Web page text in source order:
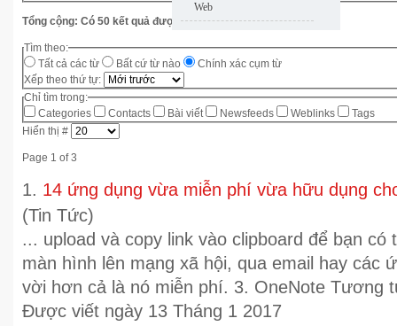
Web
Tổng cộng: Có 50 kết quả được tìm thấy.
Tìm theo:
Tất cả các từ
Bất cứ từ nào
Chính xác cụm từ
Xếp theo thứ tự:
Chỉ tìm trong:
Categories
Contacts Bài viết Newsfeeds Weblinks
Tags
Hiển thị #
Page 1 of 3
1. 14 ứng dụng vừa miễn phí vừa hữu dụng
(Tin Tức)
... upload và copy link vào clipboard để bạn có
màn hình lên mạng xã hội, qua email hay các
vời hơn cả là nó miễn phí. 3. OneNote Tương
Được viết ngày 13 Tháng 1 2017